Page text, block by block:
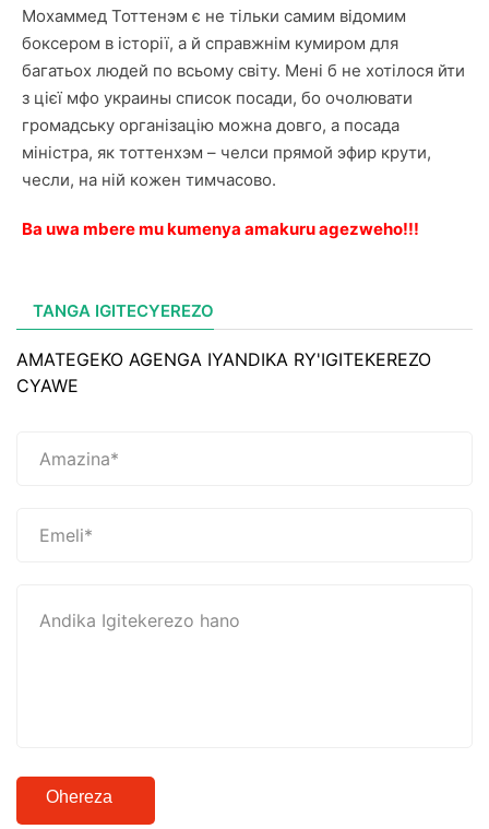
Мохаммед Тоттенэм є не тільки самим відомим
боксером в історії, а й справжнім кумиром для
багатьох людей по всьому світу. Мені б не хотілося йти
з цієї мфо украины список посади, бо очолювати
громадську організацію можна довго, а посада
міністра, як тоттенхэм – челси прямой эфир крути,
чесли, на ній кожен тимчасово.
Ba uwa mbere mu kumenya amakuru agezweho!!!
TANGA IGITECYEREZO
AMATEGEKO AGENGA IYANDIKA RY'IGITEKEREZO
CYAWE
Ohereza